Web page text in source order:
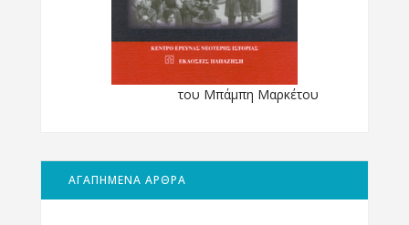
του Μπάμπη Μαρκέτου
ΑΓΑΠΗΜΕΝΑ ΑΡΘΡΑ